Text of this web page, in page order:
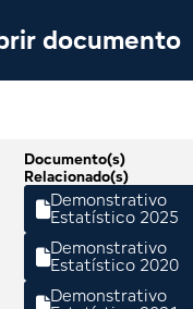
documento
Documento(s)
Relacionado(s)
Demonstrativo
Estatístico 2025
Demonstrativo
Estatístico 2020
Demonstrativo